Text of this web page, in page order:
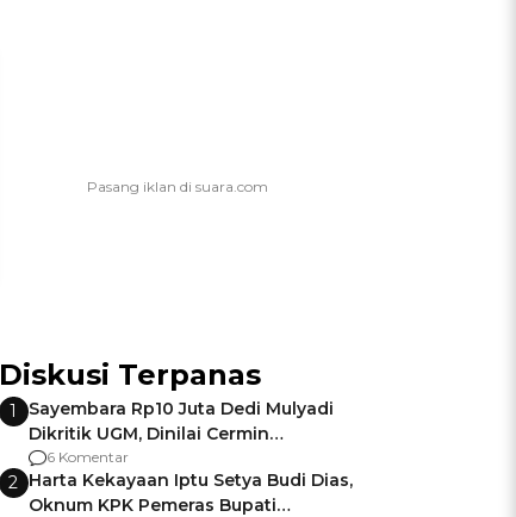
Diskusi Terpanas
1
Sayembara Rp10 Juta Dedi Mulyadi
Dikritik UGM, Dinilai Cermin
Gagalnya Negara Jamin Keamanan
6 Komentar
2 Harta Kekayaan Iptu Setya Budi Dias,
Oknum KPK Pemeras Bupati